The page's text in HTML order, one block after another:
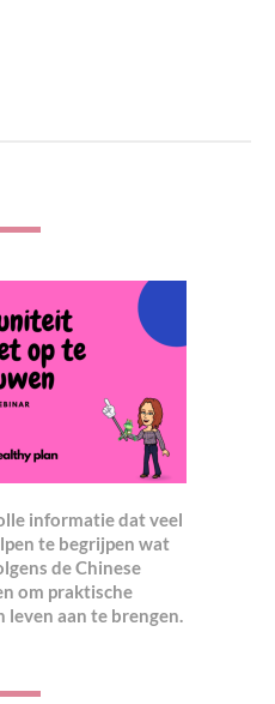
informatie dat veel
te begrijpen wat
de Chinese
om praktische
aan te brengen.